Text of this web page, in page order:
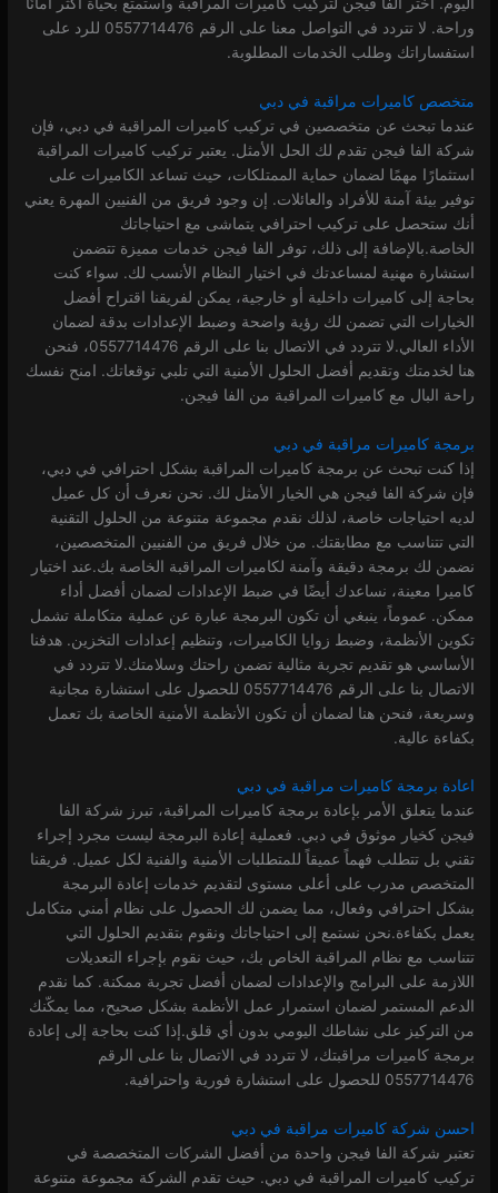
وراحة. لا تتردد في التواصل معنا على الرقم 0557714476 للرد على
استفساراتك وطلب الخدمات المطلوبة.
متخصص كاميرات مراقبة في دبي
عندما تبحث عن متخصصين في تركيب كاميرات المراقبة في دبي، فإن
شركة الفا فيجن تقدم لك الحل الأمثل. يعتبر تركيب كاميرات المراقبة
استثمارًا مهمًا لضمان حماية الممتلكات، حيث تساعد الكاميرات على
توفير بيئة آمنة للأفراد والعائلات. إن وجود فريق من الفنيين المهرة يعني
أنك ستحصل على تركيب احترافي يتماشى مع احتياجاتك
الخاصة.بالإضافة إلى ذلك، توفر الفا فيجن خدمات مميزة تتضمن
استشارة مهنية لمساعدتك في اختيار النظام الأنسب لك. سواء كنت
بحاجة إلى كاميرات داخلية أو خارجية، يمكن لفريقنا اقتراح أفضل
الخيارات التي تضمن لك رؤية واضحة وضبط الإعدادات بدقة لضمان
الأداء العالي.لا تتردد في الاتصال بنا على الرقم 0557714476، فنحن
هنا لخدمتك وتقديم أفضل الحلول الأمنية التي تلبي توقعاتك. امنح نفسك
راحة البال مع كاميرات المراقبة من الفا فيجن.
برمجة كاميرات مراقبة في دبي
إذا كنت تبحث عن برمجة كاميرات المراقبة بشكل احترافي في دبي،
فإن شركة الفا فيجن هي الخيار الأمثل لك. نحن نعرف أن كل عميل
لديه احتياجات خاصة، لذلك نقدم مجموعة متنوعة من الحلول التقنية
التي تتناسب مع مطابقتك. من خلال فريق من الفنيين المتخصصين،
نضمن لك برمجة دقيقة وآمنة لكاميرات المراقبة الخاصة بك.عند اختيار
كاميرا معينة، نساعدك أيضًا في ضبط الإعدادات لضمان أفضل أداء
ممكن. عموماً، ينبغي أن تكون البرمجة عبارة عن عملية متكاملة تشمل
تكوين الأنظمة، وضبط زوايا الكاميرات، وتنظيم إعدادات التخزين. هدفنا
الأساسي هو تقديم تجربة مثالية تضمن راحتك وسلامتك.لا تتردد في
الاتصال بنا على الرقم 0557714476 للحصول على استشارة مجانية
وسريعة، فنحن هنا لضمان أن تكون الأنظمة الأمنية الخاصة بك تعمل
بكفاءة عالية.
اعادة برمجة كاميرات مراقبة في دبي
عندما يتعلق الأمر بإعادة برمجة كاميرات المراقبة، تبرز شركة الفا
فيجن كخيار موثوق في دبي. فعملية إعادة البرمجة ليست مجرد إجراء
تقني بل تتطلب فهماً عميقاً للمتطلبات الأمنية والفنية لكل عميل. فريقنا
المتخصص مدرب على أعلى مستوى لتقديم خدمات إعادة البرمجة
بشكل احترافي وفعال، مما يضمن لك الحصول على نظام أمني متكامل
يعمل بكفاءة.نحن نستمع إلى احتياجاتك ونقوم بتقديم الحلول التي
تتناسب مع نظام المراقبة الخاص بك، حيث نقوم بإجراء التعديلات
اللازمة على البرامج والإعدادات لضمان أفضل تجربة ممكنة. كما نقدم
الدعم المستمر لضمان استمرار عمل الأنظمة بشكل صحيح، مما يمكّنك
من التركيز على نشاطك اليومي بدون أي قلق.إذا كنت بحاجة إلى إعادة
برمجة كاميرات مراقبتك، لا تتردد في الاتصال بنا على الرقم
0557714476 للحصول على استشارة فورية واحترافية.
احسن شركة كاميرات مراقبة في دبي
تعتبر شركة الفا فيجن واحدة من أفضل الشركات المتخصصة في
تركيب كاميرات المراقبة في دبي. حيث تقدم الشركة مجموعة متنوعة